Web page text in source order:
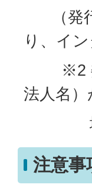
（発行
り、イ
※2 委
法人名
場合
注意事